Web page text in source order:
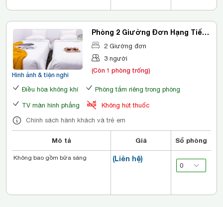
Hình ảnh & tiện nghi
Phòng 2 Giường Đơn Hạng Tiết
Kiệm2 Giường đơn
3 người
(Còn 1 phòng trống)
Điều hòa không khí Phòng tắm riêng trong phòng
TV màn hình phẳng
Không hút thuốc
Chính sách hành khách và trẻ em
Mô tả Giá Số phòng
(Liên hệ)
Không bao gồm bữa sáng